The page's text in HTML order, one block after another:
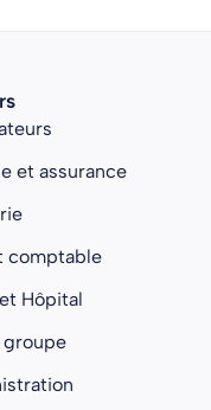
et assurance
comptable
Hôpital
groupe